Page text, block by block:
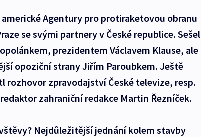
americké Agentury pro protiraketovou obranu
se svými partnery v České republice. Sešel
prezidentem Václavem Klause, ale
opoziční strany Jiřím Paroubkem. Ještě
rozhovor zpravodajství České televize, resp.
zahraniční redakce Martin Řezníček.
Nejdůležitější jednání kolem stavby